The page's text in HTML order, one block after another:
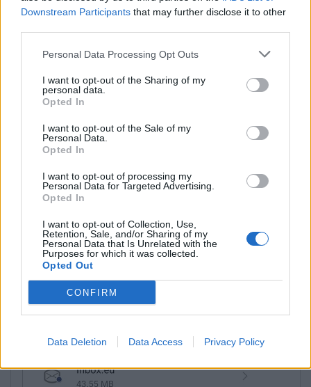
Downstream Participants that may further disclose it to other
Personal Data Processing Opt Outs
I want to opt-out of the Sharing of my
personal data.
Opted In
I want to opt-out of the Sale of my
Personal Data.
Opted In
I want to opt-out of processing my
Personal Data for Targeted Advertising.
Opted In
I want to opt-out of Collection, Use,
Retention, Sale, and/or Sharing of my
Personal Data that Is Unrelated with the
Purposes for which it was collected.
Opted Out
CONFIRM
Data Deletion Data Access Privacy Policy
Atvērt tālruņa iestatījumus
Izvēlēties punktu
Visu Jūsu tālrunī instalēto aplikāciju sarakstā